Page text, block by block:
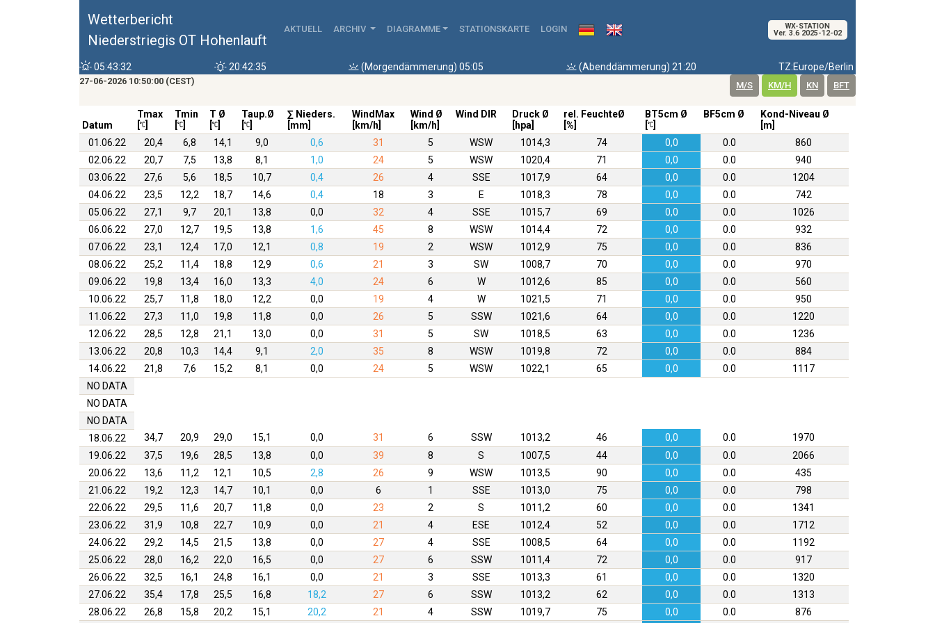
Wetterbericht
Niederstriegis OT Hohenlauft
AKTUELL ARCHIV DIAGRAMME STATIONSKARTE LOGIN WX-STATION
Ver. 3.6 2025-12-02
05:43:32 20:42:35 (Morgendämmerung) 05:05 (Abenddämmerung) 21:20 TZ:Europe/Berlin
27-06-2026 10:50:00 (CEST) M/S KM/H KN BFT
Datum
Tmax
Tmin
T Ø
Taup.Ø
∑ Nieders.
[mm]
WindMax
[km/h]
Wind Ø
[km/h]
Wind DIR
Druck Ø
[hpa]
rel. FeuchteØ
[%]
BT5cm Ø
BF5cm Ø
Kond-Niveau Ø
[m]
01.06.22
20,4 6,8 14,1 9,0 0,6 31 5 WSW 1014,3 74 0,0 0.0
860
02.06.22
20,7 7,5 13,8 8,1 1,0 24 5 WSW 1020,4 71 0,0 0.0
940
03.06.22
27,6 5,6 18,5 10,7 0,4 26 4 SSE 1017,9 64 0,0 0.0
1204
04.06.22
23,5 12,2 18,7 14,6 0,4 18 3 E 1018,3 78 0,0 0.0
742
05.06.22
27,1 9,7 20,1 13,8 0,0 32 4 SSE 1015,7 69 0,0 0.0
1026
06.06.22
27,0 12,7 19,5 13,8 1,6 45 8 WSW 1014,4 72 0,0 0.0
932
07.06.22
23,1 12,4 17,0 12,1 0,8 19 2 WSW 1012,9 75 0,0 0.0
836
08.06.22
25,2 11,4 18,8 12,9 0,6 21 3 SW 1008,7 70 0,0 0.0
970
09.06.22
19,8 13,4 16,0 13,3 4,0 24 6 W 1012,6 85 0,0 0.0
560
10.06.22
25,7 11,8 18,0 12,2 0,0 19 4 W 1021,5 71 0,0 0.0
950
11.06.22
27,3 11,0 19,8 11,8 0,0 26 5 SSW 1021,6 64 0,0 0.0
1220
12.06.22
28,5 12,8 21,1 13,0 0,0 31 5 SW 1018,5 63 0,0 0.0
1236
13.06.22
20,8 10,3 14,4 9,1 2,0 35 8 WSW 1019,8 72 0,0 0.0
884
14.06.22
21,8 7,6 15,2 8,1 0,0 24 5 WSW 1022,1 65 0,0 0.0
1117
NO DATA
NO DATA
NO DATA
18.06.22
34,7 20,9 29,0 15,1 0,0 31 6 SSW 1013,2 46 0,0 0.0
1970
19.06.22
37,5 19,6 28,5 13,8 0,0 39 8 S 1007,5 44 0,0 0.0
2066
20.06.22
13,6 11,2 12,1 10,5 2,8 26 9 WSW 1013,5 90 0,0 0.0
435
21.06.22
19,2 12,3 14,7 10,1 0,0 6 1 SSE 1013,0 75 0,0 0.0
798
22.06.22
29,5 11,6 20,7 11,8 0,0 23 2 S 1011,2 60 0,0 0.0
1341
23.06.22
31,9 10,8 22,7 10,9 0,0 21 4 ESE 1012,4 52 0,0 0.0
1712
24.06.22
29,2 14,5 21,5 13,8 0,0 27 4 SSE 1008,5 64 0,0 0.0
1192
25.06.22
28,0 16,2 22,0 16,5 0,0 27 6 SSW 1011,4 72 0,0 0.0
917
26.06.22
32,5 16,1 24,8 16,1 0,0 21 3 SSE 1013,3 61 0,0 0.0
1320
27.06.22
35,4 17,8 25,5 16,8 18,2 27 6 SSW 1013,2 62 0,0 0.0
1313
28.06.22
26,8 15,8 20,2 15,1 20,2 21 4 SSW 1019,7 75 0,0 0.0 876